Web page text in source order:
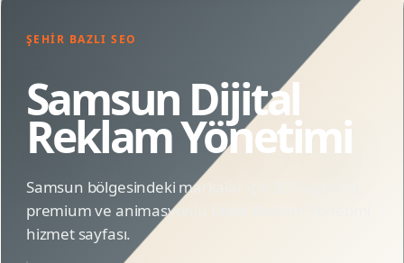
ŞEHIR BAZLI SEO
Samsun Dijital
Reklam Yönetimi
Samsun bölgesindeki markalar için SEO uyumlu,
premium ve animasyonlu Dijital Reklam Yönetimi
hizmet sayfası.